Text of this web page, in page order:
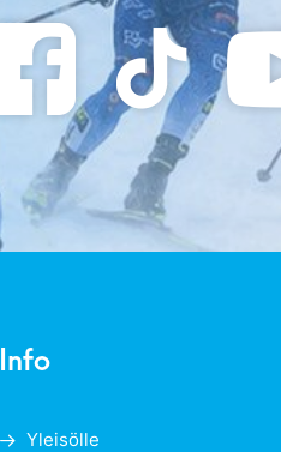
Info
Yleisölle